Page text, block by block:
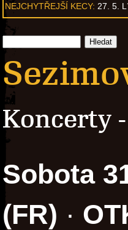
NEJCHYTŘEJŠÍ KECY: 27. 5.
Koncerty
Sobota
(FR) ·